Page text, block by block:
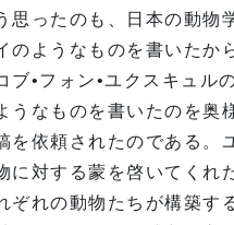
思ったのも、日本の動物
のようなものを書いたか
ブ•フォン•ユクスキュル
うなものを書いたのを奥
を依頼されたのである。
に対する蒙を啓いてくれ
ぞれの動物たちが構築す